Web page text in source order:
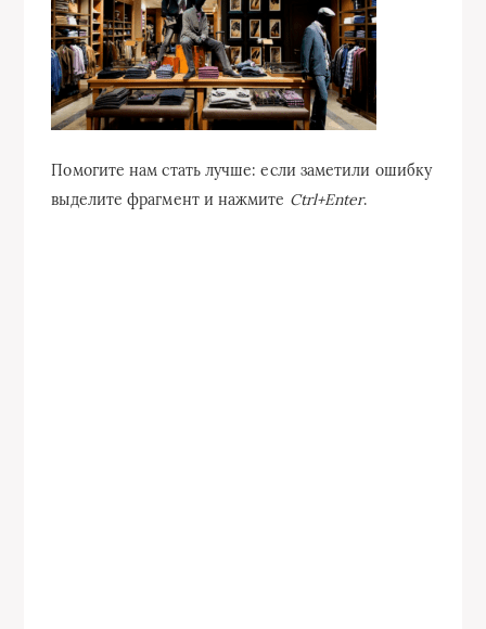
Помогите нам стать лучше: если заметили ошибку
выделите фрагмент и нажмите Ctrl+Enter.